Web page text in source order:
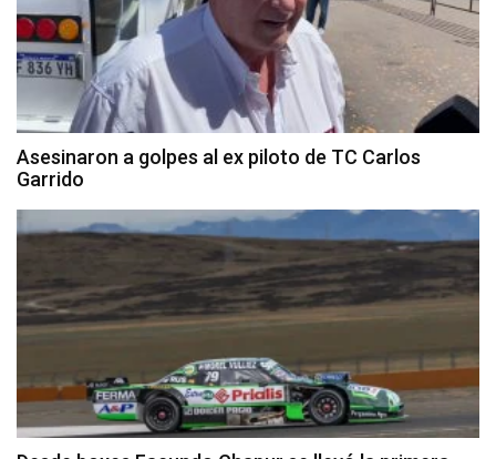
Asesinaron a golpes al ex piloto de TC Carlos
Garrido